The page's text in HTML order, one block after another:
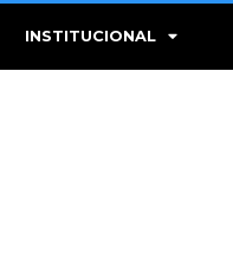
INSTITUCIONAL